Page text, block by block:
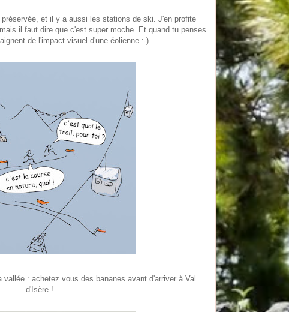
et il y a aussi les stations de ski. J'en profite
il faut dire que c'est super moche. Et quand tu penses
de l'impact visuel d'une éolienne :-)
: achetez vous des bananes avant d'arriver à Val
d'Isère !